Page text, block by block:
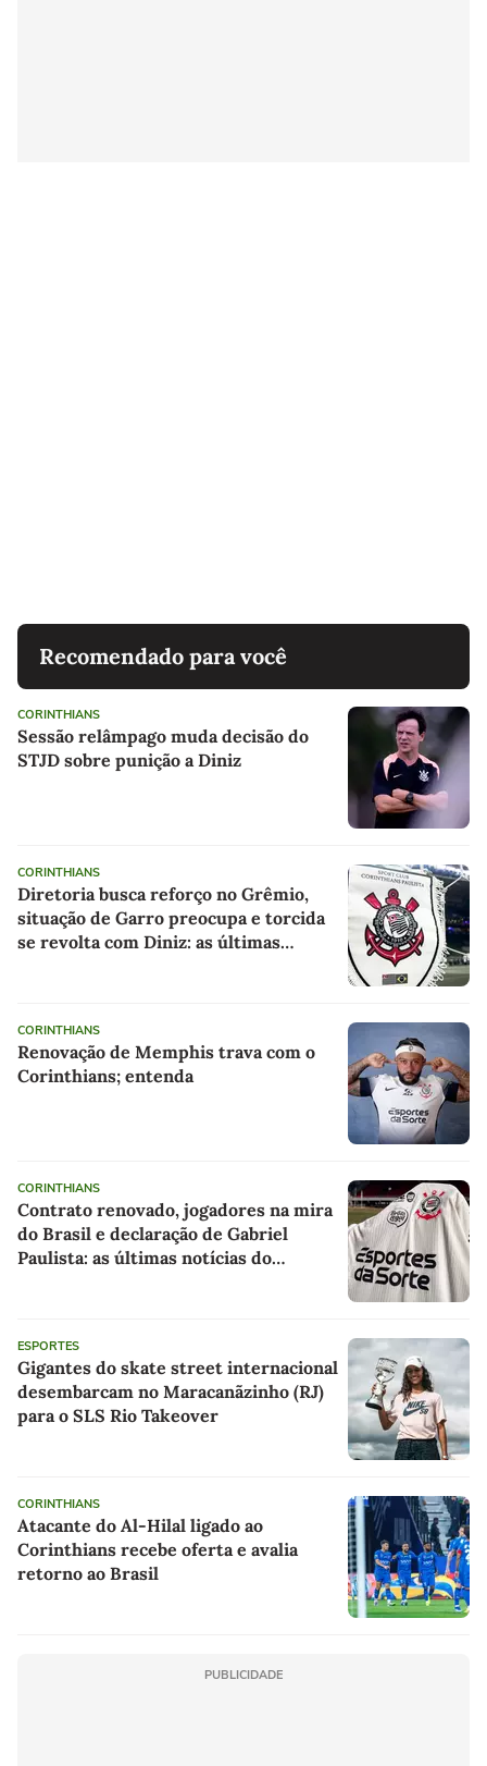
Recomendado para você
CORINTHIANS
Sessão relâmpago muda decisão do
STJD sobre punição a Diniz
CORINTHIANS
Diretoria busca reforço no Grêmio,
situação de Garro preocupa e torcida
se revolta com Diniz: as últimas
CORINTHIANS
Renovação de Memphis trava com o
Corinthians; entenda
CORINTHIANS
Contrato renovado, jogadores na mira
do Brasil e declaração de Gabriel
Paulista: as últimas notícias do
ESPORTES
Gigantes do skate street internacional
desembarcam no Maracanãzinho (RJ)
para o SLS Rio Takeover
CORINTHIANS
Atacante do Al-Hilal ligado ao
Corinthians recebe oferta e avalia
retorno ao Brasil
PUBLICIDADE